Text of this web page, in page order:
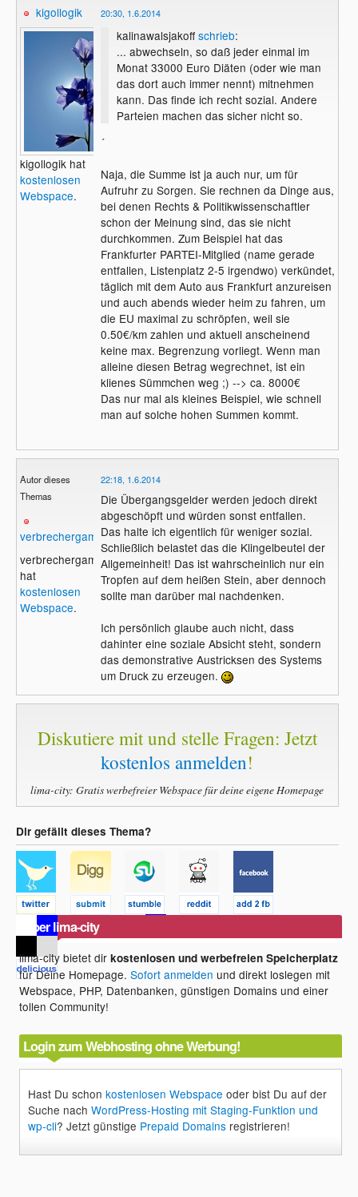
kigollogik
kigollogik hat
kostenlosen
Webspace.
20:30, 1.6.2014
kalinawalsjakoff schrieb:
... abwechseln, so daß jeder einmal im
Monat 33000 Euro Diäten (oder wie man
das dort auch immer nennt) mitnehmen
kann. Das finde ich recht sozial. Andere
Parteien machen das sicher nicht so.
´
Naja, die Summe ist ja auch nur, um für
Aufruhr zu Sorgen. Sie rechnen da Dinge aus,
bei denen Rechts & Politikwissenschaftler
schon der Meinung sind, das sie nicht
durchkommen. Zum Beispiel hat das
Frankfurter PARTEI-Mitglied (name gerade
entfallen, Listenplatz 2-5 irgendwo) verkündet,
täglich mit dem Auto aus Frankfurt anzureisen
und auch abends wieder heim zu fahren, um
die EU maximal zu schröpfen, weil sie
0.50€/km zahlen und aktuell anscheinend
keine max. Begrenzung vorliegt. Wenn man
alleine diesen Betrag wegrechnet, ist ein
klienes Sümmchen weg ;) --> ca. 8000€
Das nur mal als kleines Beispiel, wie schnell
man auf solche hohen Summen kommt.
Autor dieses
Themas
verbrechergame
verbrechergame
hat
kostenlosen
Webspace.
22:18, 1.6.2014
Die Übergangsgelder werden jedoch direkt
abgeschöpft und würden sonst entfallen.
Das halte ich eigentlich für weniger sozial.
Schließlich belastet das die Klingelbeutel der
Allgemeinheit! Das ist wahrscheinlich nur ein
Tropfen auf dem heißen Stein, aber dennoch
sollte man darüber mal nachdenken.
Ich persönlich glaube auch nicht, dass
dahinter eine soziale Absicht steht, sondern
das demonstrative Austricksen des Systems
um Druck zu erzeugen.
Diskutiere mit und stelle Fragen: Jetzt
kostenlos anmelden!
lima-city: Gratis werbefreier Webspace für deine eigene Homepage
Dir gefällt dieses Thema?
Über lima-city
lima-city bietet dirkostenlosen und werbefreien Speicherplatz
für Deine Homepage.Sofort anmelden und direkt loslegen mit
Webspace, PHP, Datenbanken, günstigen Domains und einer
tollen Community!
Login zum Webhosting ohne Werbung!
Hast Du schonkostenlosen Webspace oder bist Du auf der
Suche nachWordPress-Hosting mit Staging-Funktion und
wp-cli? Jetzt günstige Prepaid Domains registrieren!